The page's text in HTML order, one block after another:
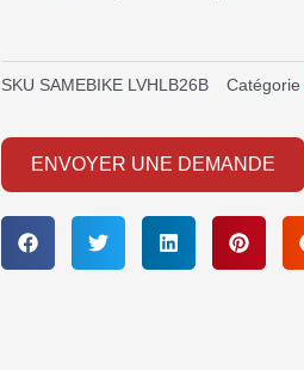
SKU SAMEBIKE LVHLB26B Catégorie
ENVOYER UNE DEMANDE